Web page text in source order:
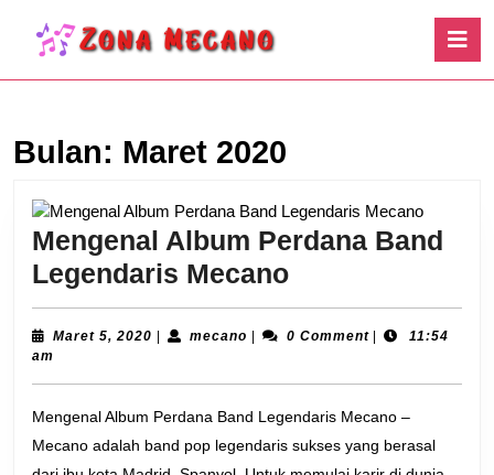
content
Bulan: Maret 2020
Mengenal Album Perdana Band
Legendaris MecanoMengenal
Album
Perdana
Legendaris
Mecano
Maret 5, 2020 Maretmecanomecano0 Comment
11:54
am
Mengenal Album Perdana Band Legendaris Mecano –
Mecano adalah band pop legendaris sukses yang berasal